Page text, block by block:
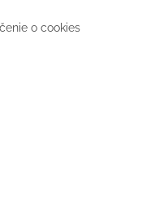
o cookies